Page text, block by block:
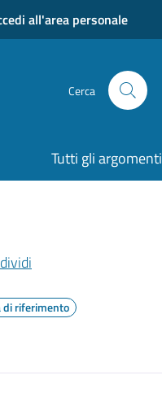
all'area personale
Cerca
Tutti gli argomenti
di riferimento